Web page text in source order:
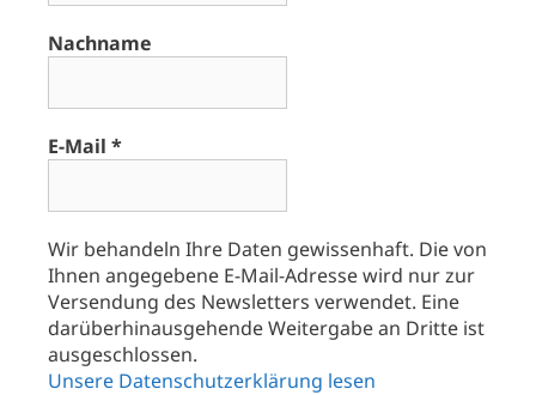
Nachname
E-Mail *
Wir behandeln Ihre Daten gewissenhaft. Die von
Ihnen angegebene E-Mail-Adresse wird nur zur
Versendung des Newsletters verwendet. Eine
darüberhinausgehende Weitergabe an Dritte ist
ausgeschlossen.
Unsere Datenschutzerklärung lesen